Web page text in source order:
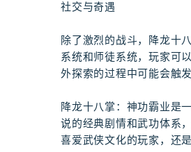
社交与奇遇
除了激烈的战斗，降龙十
系统和师徒系统，玩家可
外探索的过程中可能会触
降龙十八掌：神功霸业是
说的经典剧情和武功体系
喜爱武侠文化的玩家，还